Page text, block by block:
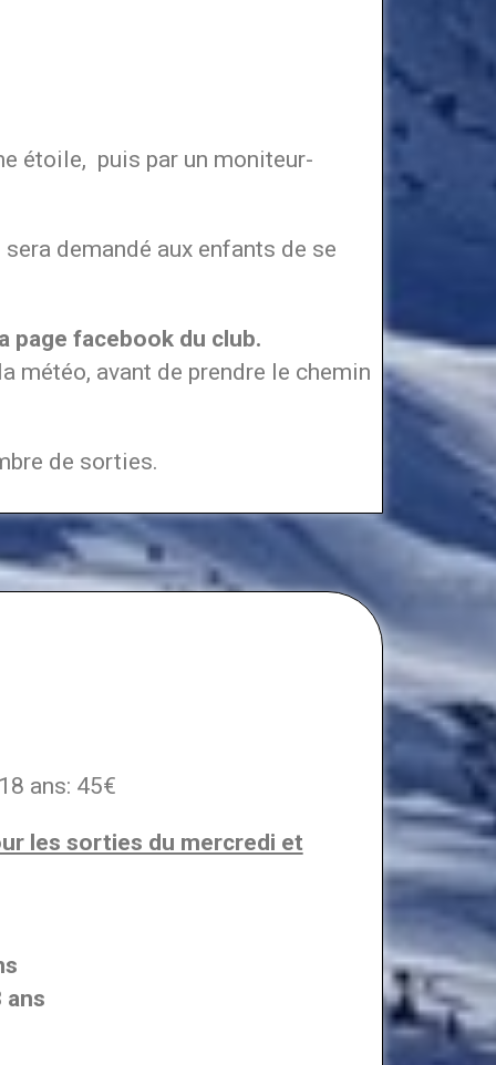
étoile, puis par un moniteur-
demandé aux enfants de se
page facebook du club.
météo, avant de prendre le chemin
de sorties.
45€
les sorties du mercredi et